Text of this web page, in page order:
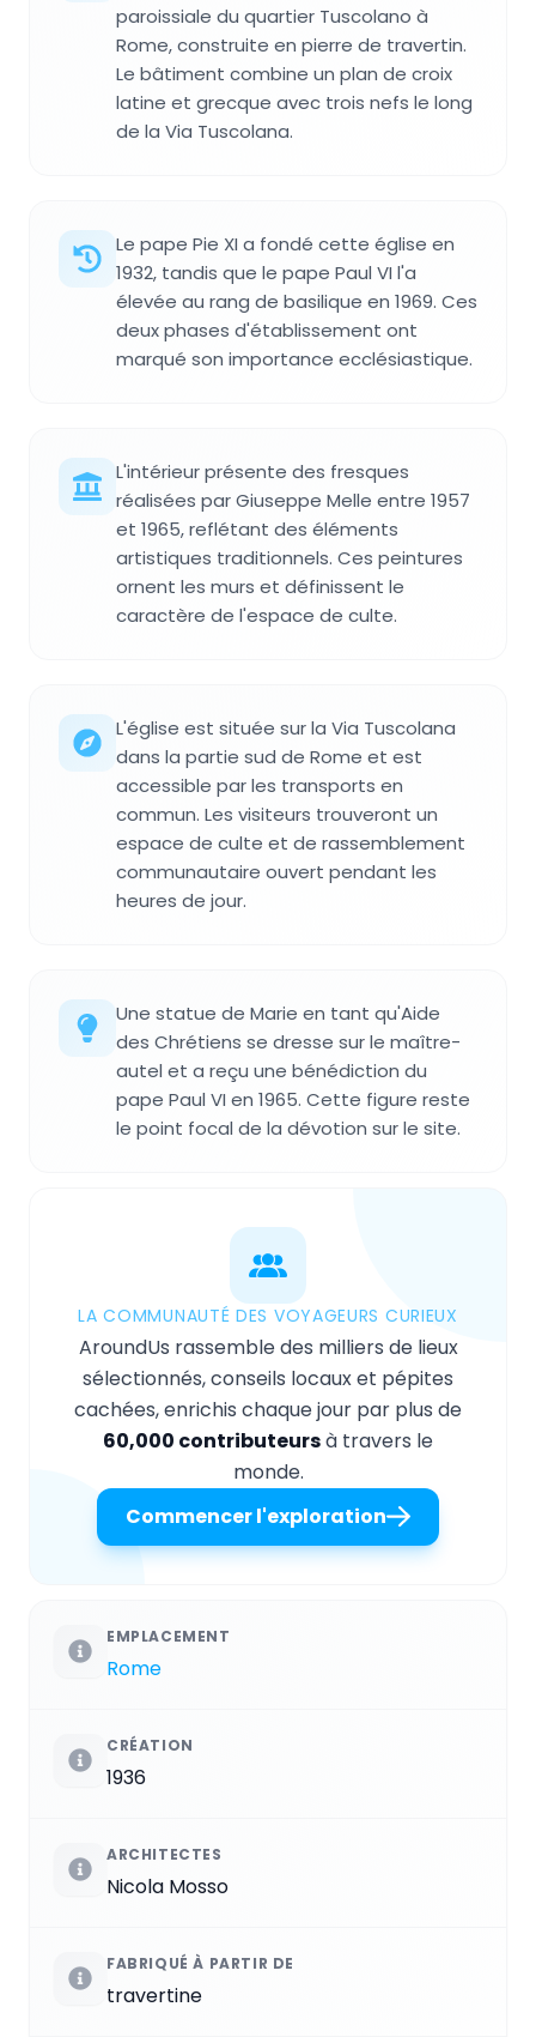
paroissiale du quartier Tuscolano à
Rome, construite en pierre de travertin.
Le bâtiment combine un plan de croix
latine et grecque avec trois nefs le long
de la Via Tuscolana.
Le pape Pie XI a fondé cette église en
1932, tandis que le pape Paul VI l'a
élevée au rang de basilique en 1969. Ces
deux phases d'établissement ont
marqué son importance ecclésiastique.
L'intérieur présente des fresques
réalisées par Giuseppe Melle entre 1957
et 1965, reflétant des éléments
artistiques traditionnels. Ces peintures
ornent les murs et définissent le
caractère de l'espace de culte.
L'église est située sur la Via Tuscolana
dans la partie sud de Rome et est
accessible par les transports en
commun. Les visiteurs trouveront un
espace de culte et de rassemblement
communautaire ouvert pendant les
heures de jour.
Une statue de Marie en tant qu'Aide
des Chrétiens se dresse sur le maître-
autel et a reçu une bénédiction du
pape Paul VI en 1965. Cette figure reste
le point focal de la dévotion sur le site.
LA COMMUNAUTÉ DES VOYAGEURS CURIEUX
AroundUs rassemble des milliers de lieux
sélectionnés, conseils locaux et pépites
cachées, enrichis chaque jour par plus de
60,000 contributeursà travers le
monde.
Commencer l'exploration
EMPLACEMENT
Rome
CRÉATION
1936
ARCHITECTES
Nicola Mosso
FABRIQUÉ À PARTIR DE
travertine